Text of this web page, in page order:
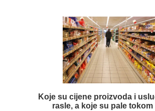
Koje su cijene proizvoda i
rasle, a koje su pale tokom